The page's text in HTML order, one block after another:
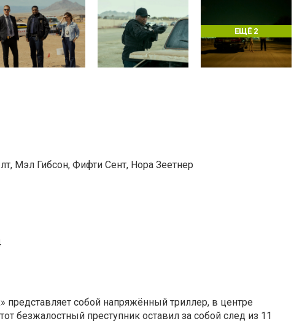
ЕЩЁ 2
Мэл Гибсон, Фифти Сент, Нора Зеетнер
собой напряжённый триллер, в центре
безжалостный преступник оставил за собой след из 11